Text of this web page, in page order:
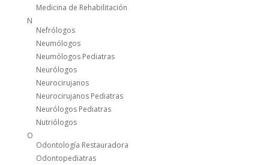
Medicina de Rehabilitación
N
Nefrólogos
Neumólogos
Neumólogos Pediatras
Neurólogos
Neurocirujanos
Neurocirujanos Pediatras
Neurólogos Pediatras
Nutriólogos
O
Odontología Restauradora
Odontopediatras